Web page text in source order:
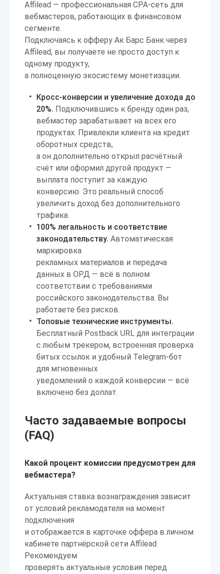
Affilead — профессиональная CPA-сеть для
вебмастеров, работающих в финансовом
сегменте.
Подключаясь к офферу Ак Барс Банк через
Affilead, вы получаете не просто доступ к
одному продукту,
а полноценную экосистему монетизации.
Кросс-конверсии и увеличение дохода до
20%. Подключившись к бренду один раз,
вебмастер зарабатывает на всех его
продуктах. Привлекли клиента на кредит
оборотных средств,
а он дополнительно открыл расчётный
счёт или оформил другой продукт —
выплата поступит за каждую
конверсию. Это реальный способ
увеличить доход без дополнительного
трафика.
100% легальность и соответствие
законодательству. Автоматическая
маркировка
рекламных материалов и передача
данных в ОРД — всё в полном
соответствии с требованиями
российского законодательства. Вы
работаете без рисков.
Топовые технические инструменты.
Бесплатный Postback URL для интеграции
с любым трекером, встроенная проверка
битых ссылок и удобный Telegram-бот
для мгновенных
уведомлений о каждой конверсии — всё
включено без доплат.
Часто задаваемые вопросы
(FAQ)
Какой процент комиссии предусмотрен для
вебмастера?
Актуальная ставка вознаграждения зависит
от условий рекламодателя на момент
подключения
и отображается в карточке оффера в личном
кабинете партнёрской сети Affilead.
Рекомендуем
проверять актуальные условия перед